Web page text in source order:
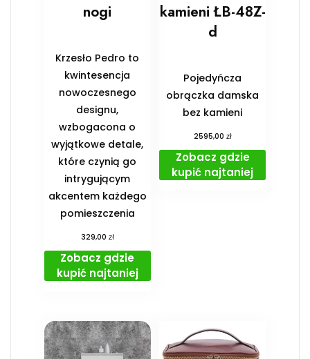
nogi
Krzesło Pedro to
kwintesencja
nowoczesnego
designu,
wzbogacona o
wyjątkowe detale,
które czynią go
intrygującym
akcentem każdego
pomieszczenia
329,00 zł
Zobacz gdzie
kupić najtaniej
kamieni ŁB-48Z-
d
Pojedyńcza
obrączka damska
bez kamieni
2595,00 zł
Zobacz gdzie
kupić najtaniej